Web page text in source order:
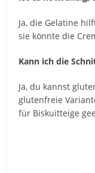
Ja, die Gelatine
sie könnte die
Kann ich die
Ja, du kannst
glutenfreie
für Biskuitteige